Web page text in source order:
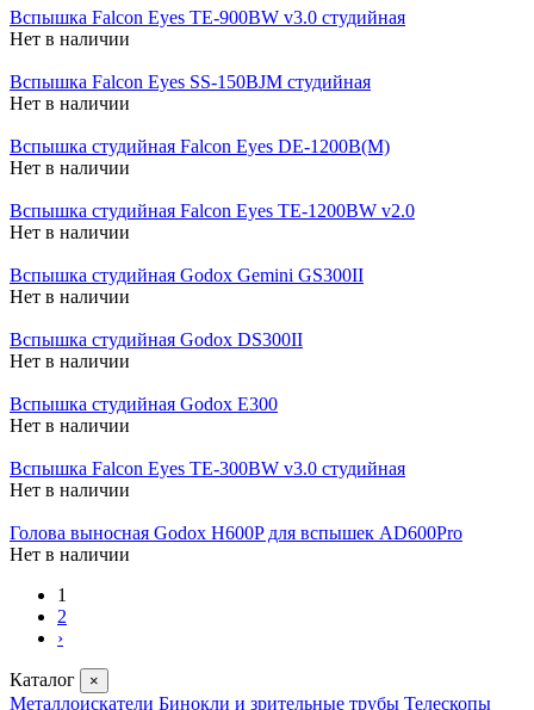
Вспышка Falcon Eyes TE-900BW v3.0 студийная
Нет в наличии
Вспышка Falcon Eyes SS-150BJM студийная
Нет в наличии
Вспышка студийная Falcon Eyes DE-1200B(M)
Нет в наличии
Вспышка студийная Falcon Eyes TE-1200BW v2.0
Нет в наличии
Вспышка студийная Godox Gemini GS300II
Нет в наличии
Вспышка студийная Godox DS300II
Нет в наличии
Вспышка студийная Godox E300
Нет в наличии
Вспышка Falcon Eyes TE-300BW v3.0 студийная
Нет в наличии
Голова выносная Godox H600P для вспышек AD600Pro
Нет в наличии
1
2
›
Каталог ×
Металлоискатели Бинокли и зрительные трубы Телескопы